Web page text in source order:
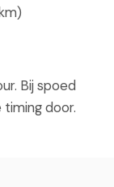
Bij spoed
door.